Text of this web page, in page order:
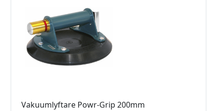
Vakuumlyftare Powr-Grip 200mm